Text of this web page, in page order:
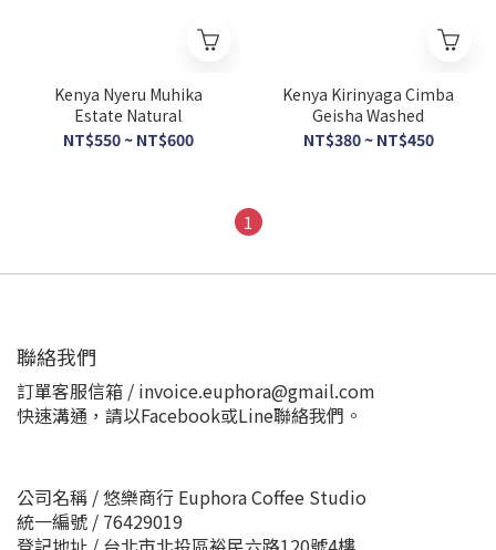
Kenya Nyeru Muhika
Estate Natural
NT$550 ~ NT$600
Kenya Kirinyaga Cimba
Geisha Washed
NT$380 ~ NT$450
1
聯絡我們
訂單客服信箱 / invoice.euphora@gmail.com
快速溝通，請以Facebook或Line聯絡我們。
公司名稱 / 悠樂商行 Euphora Coffee Studio
統一編號 / 76429019